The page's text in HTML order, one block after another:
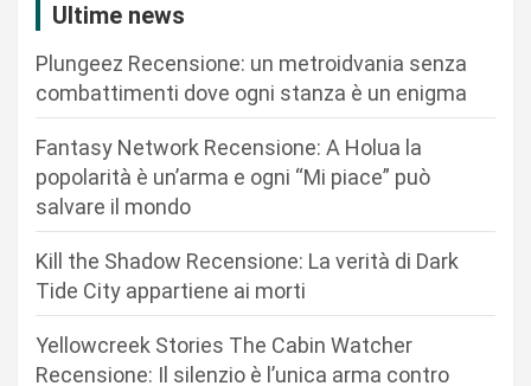
Ultime news
Plungeez Recensione: un metroidvania senza
combattimenti dove ogni stanza è un enigma
Fantasy Network Recensione: A Holua la
popolarità è un’arma e ogni “Mi piace” può
salvare il mondo
Kill the Shadow Recensione: La verità di Dark
Tide City appartiene ai morti
Yellowcreek Stories The Cabin Watcher
Recensione: Il silenzio è l’unica arma contro